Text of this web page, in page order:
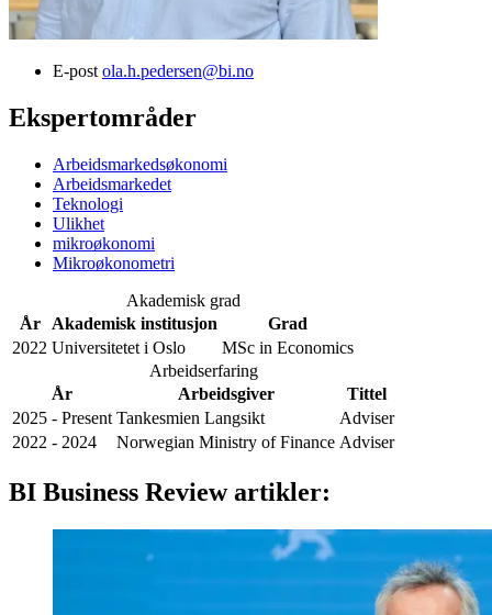
E-post ola.h.pedersen@bi.no
Ekspertområder
Arbeidsmarkedsøkonomi
Arbeidsmarkedet
Teknologi
Ulikhet
mikroøkonomi
Mikroøkonometri
Akademisk grad
År
Akademisk institusjon
Grad
2022 Universitetet i Oslo
MSc in Economics
Arbeidserfaring
År
Arbeidsgiver
Tittel
2025 - Present Tankesmien Langsikt
Adviser
2022 - 2024
Norwegian Ministry of Finance Adviser
BI Business Review artikler: